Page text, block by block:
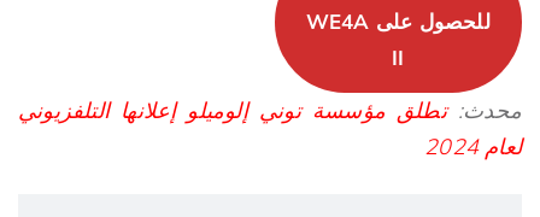
للحصول على WE4A
II
محدث:تطلق مؤسسة توني إلوميلو إعلانها التلفزيوني
لعام 2024